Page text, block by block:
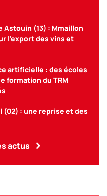
Astouin (13) : Mmaillon
l’export des vins et
artificielle : des écoles
formation du TRM
(02) : une reprise et des
actus